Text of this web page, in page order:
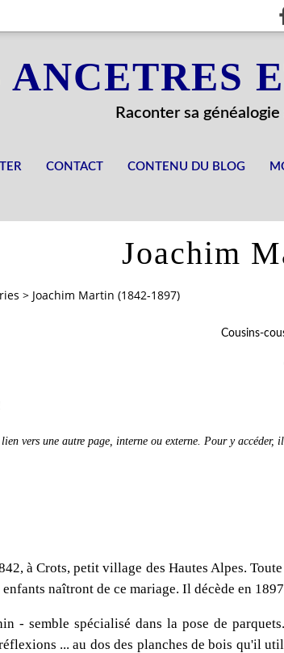
ANCETRES
Raconter sa
CONTACT CONTENU DU BLOG
Joachim
> Joachim Martin (1842-1897)
Cousins-
vers une autre page, interne ou externe. Pour y accéder,
à Crots, petit village des Hautes Alpes.
naîtront de ce mariage. Il décède en
- semble spécialisé dans la pose de
... au dos des planches de bois qu'il